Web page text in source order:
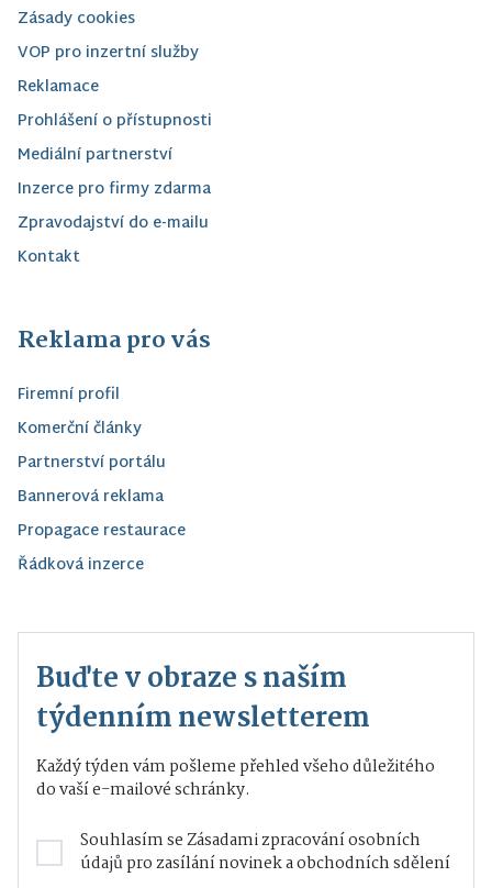
Zásady cookies
VOP pro inzertní služby
Reklamace
Prohlášení o přístupnosti
Mediální partnerství
Inzerce pro firmy zdarma
Zpravodajství do e-mailu
Kontakt
Reklama pro vás
Firemní profil
Komerční články
Partnerství portálu
Bannerová reklama
Propagace restaurace
Řádková inzerce
Buďte v obraze s naším
týdenním newsletterem
Každý týden vám pošleme přehled všeho důležitého
do vaší e-mailové schránky.
Souhlasím seZásadami zpracování osobních
údajůpro zasílání novinek a obchodních sdělení